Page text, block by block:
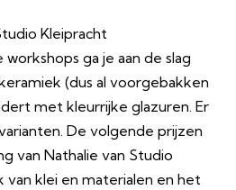
Kleipracht
ga je aan de slag
(dus al voorgebakken
met kleurrijke glazuren. Er
De volgende prijzen
van Nathalie van Studio
van klei en materialen en het